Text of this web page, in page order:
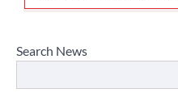
Search News